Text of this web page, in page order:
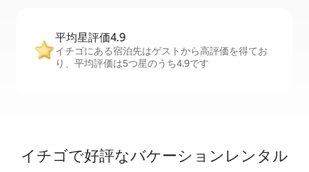
平均星評価4.9
イチゴにある宿泊先はゲストから高評価を得てお
り、平均評価は5つ星のうち4.9です
イチゴで好評なバケーションレンタル